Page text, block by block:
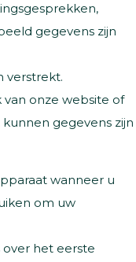
gegevens zijn
verstrekt.
onze website of
gegevens zijn
wanneer u
om uw
over het eerste